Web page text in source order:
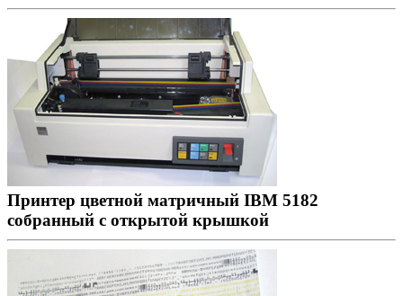
Принтер цветной матричный IBM 5182
собранный с открытой крышкой